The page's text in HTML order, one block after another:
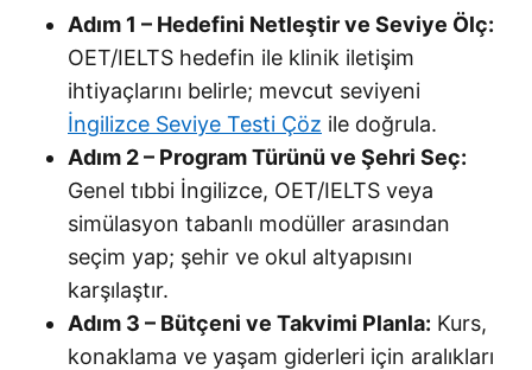
Adım 1 – Hedefini Netleştir ve Seviye Ölç:
OET/IELTS hedefin ile klinik iletişim
ihtiyaçlarını belirle; mevcut seviyeni
İngilizce Seviye Testi Çöz ile doğrula.
Adım 2 – Program Türünü ve Şehri Seç:
Genel tıbbi İngilizce, OET/IELTS veya
simülasyon tabanlı modüller arasından
seçim yap; şehir ve okul altyapısını
karşılaştır.
Adım 3 – Bütçeni ve Takvimi Planla: Kurs,
konaklama ve yaşam giderleri için aralıkları